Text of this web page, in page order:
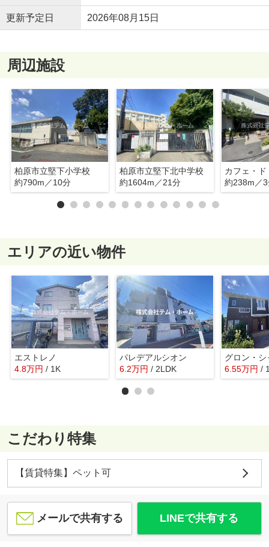
更新予定日 2026年08月15日
周辺施設
柏原市立堅下小学校
約790m／10分
柏原市立堅下北中学校
約1604m／21分
カフェ・ド
約238m／
エリアの近い物件
エストレノ
4.8万円 / 1K
パレデアルシオン
6.2万円 / 2LDK
グロン・シ
6.55万円 /
こだわり特集
【賃貸特集】ペット可
メールで共有する LINEで共有する